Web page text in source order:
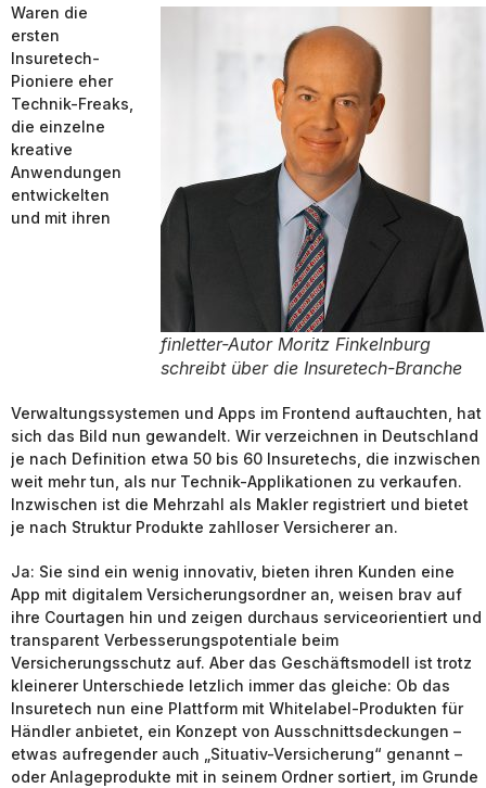
finletter-Autor Moritz Finkelnburg
schreibt über die Insuretech-Branche
Waren die
ersten
Insuretech-
Pioniere eher
Technik-Freaks,
die einzelne
kreative
Anwendungen
entwickelten
und mit ihren
Verwaltungssystemen und Apps im Frontend auftauchten, hat
sich das Bild nun gewandelt. Wir verzeichnen in Deutschland
je nach Definition etwa 50 bis 60 Insuretechs, die inzwischen
weit mehr tun, als nur Technik-Applikationen zu verkaufen.
Inzwischen ist die Mehrzahl als Makler registriert und bietet
je nach Struktur Produkte zahlloser Versicherer an.
Ja: Sie sind ein wenig innovativ, bieten ihren Kunden eine
App mit digitalem Versicherungsordner an, weisen brav auf
ihre Courtagen hin und zeigen durchaus serviceorientiert und
transparent Verbesserungspotentiale beim
Versicherungsschutz auf. Aber das Geschäftsmodell ist trotz
kleinerer Unterschiede letzlich immer das gleiche: Ob das
Insuretech nun eine Plattform mit Whitelabel-Produkten für
Händler anbietet, ein Konzept von Ausschnittsdeckungen –
etwas aufregender auch „Situativ-Versicherung“ genannt –
oder Anlageprodukte mit in seinem Ordner sortiert, im Grunde